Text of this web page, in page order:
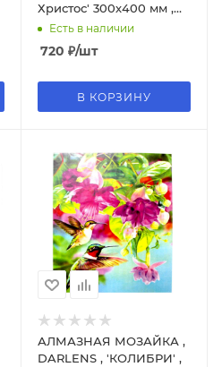
Христос' 300х400 мм ,
крупный камень , 15
цветов, DL-DRL02515
Есть в наличии
720 ₽/шт
В КОРЗИНУ
АЛМАЗНАЯ МОЗАЙКА ,
DARLENS , 'КОЛИБРИ' ,